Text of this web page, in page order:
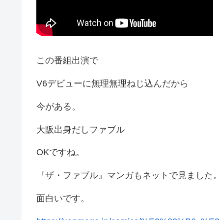
この番組出演で
V6デビューに無理無理ねじ込んだから
今がある。
大阪出身だしファブル
OKですね。
『ザ・ファブル』マンガもネットで見ました
面白いです。